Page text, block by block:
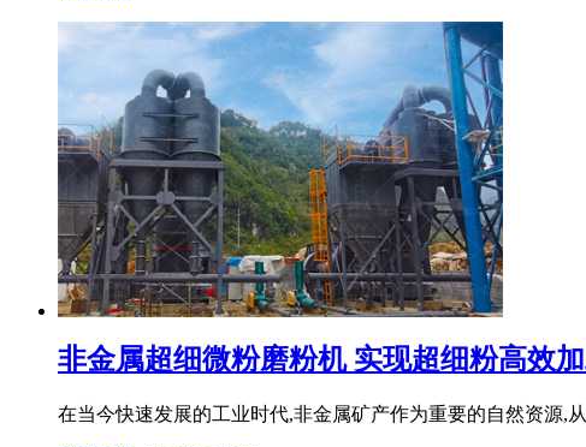
非金属超细微粉磨粉机 实现超细粉高效
在当今快速发展的工业时代,非金属矿产作为重要的自然资源,